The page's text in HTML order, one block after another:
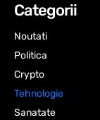
Categorii
Noutati
Politica
Crypto
Tehnologie
Sanatate